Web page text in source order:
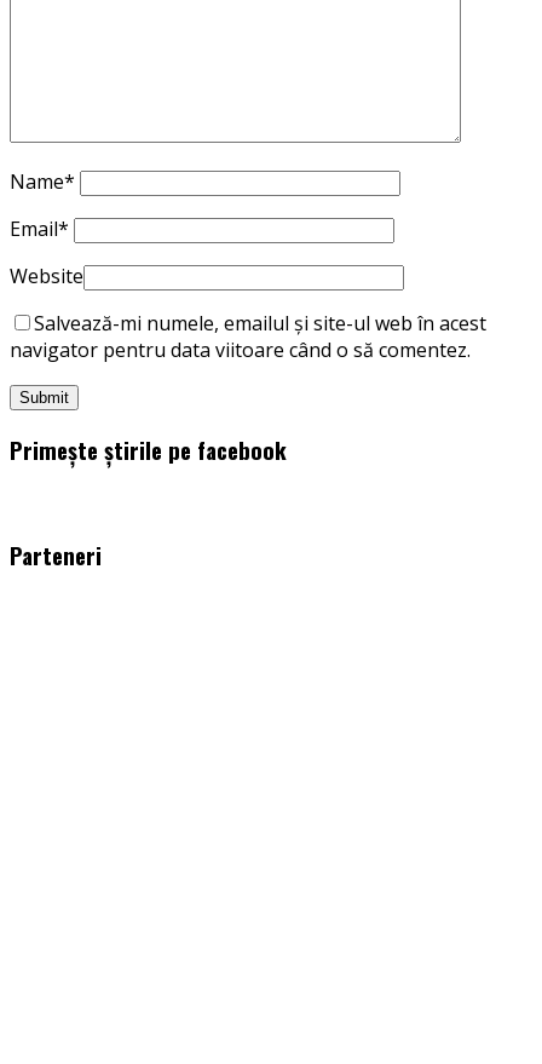
Name*
Email*
Website
Salvează-mi numele, emailul și site-ul web în acest
navigator pentru data viitoare când o să comentez.
Primește știrile pe facebook
Parteneri